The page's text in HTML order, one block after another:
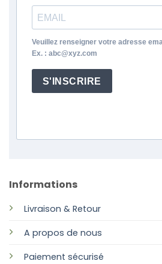
Informations
Livraison & Retour
A propos de nous
Paiement sécurisé
Veuillez renseigner votre adresse
Ex. : abc@xyz.com
S'INSCRIRE